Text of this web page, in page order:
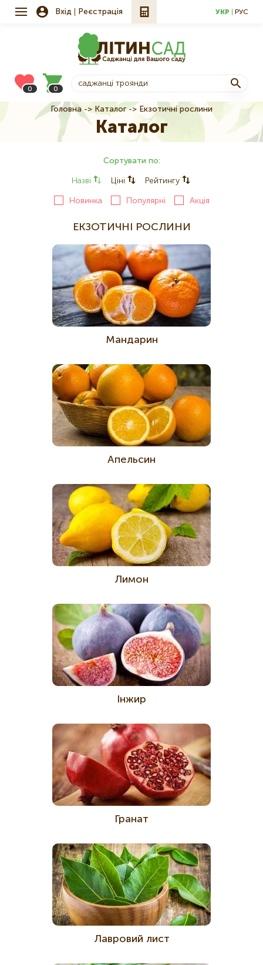
Вхід Реєстрація УКР РУС
0 0
Рядок
навіґації
Головна Каталог Екзотичні рослини
Каталог
Сортувати по:
Назві Ціні Рейтингу
Новинка Популярні Акція
ЕКЗОТИЧНІ РОСЛИНИ
Мандарин
Апельсин
Лимон
Інжир
Гранат
Лавровий лист